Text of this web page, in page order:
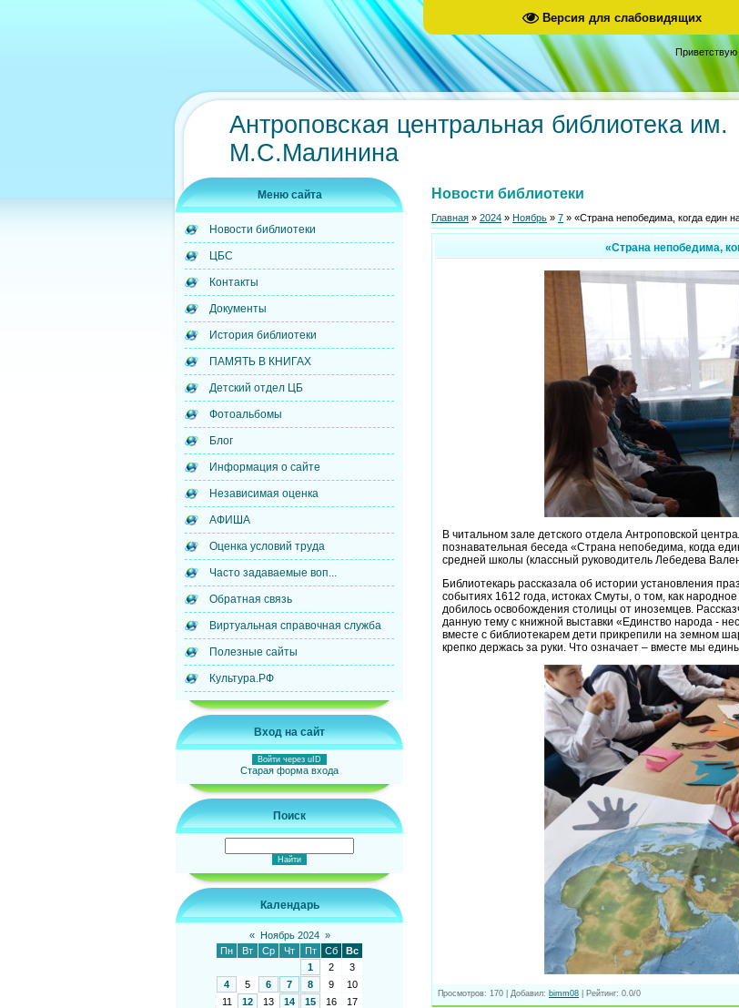
Версия для слабовидящих
Приветствую
Антроповская центральная библиотека им.
М.С.Малинина
Меню сайта
Новости библиотеки
ЦБС
Контакты
Документы
История библиотеки
ПАМЯТЬ В КНИГАХ
Детский отдел ЦБ
Фотоальбомы
Блог
Информация о сайте
Независимая оценка
АФИША
Оценка условий труда
Часто задаваемые воп...
Обратная связь
Виртуальная справочная служба
Полезные сайты
Культура.РФ
Вход на сайт
Войти через uID
Старая форма входа
Поиск
Календарь
« Ноябрь 2024 »
Пн
Вт Ср Чт Пт Сб
Вс
1
2
3
4
5 6 7 8 9
10
11
12 13 14 15 16
17
Новости библиотеки
Главная » 2024 » Ноябрь » 7 » «Страна непобедима, когда един
«Страна непобедима,
В читальном зале детского отдела Антроповской
познавательная беседа «Страна непобедима, когда
средней школы (классный руководитель Лебедева
Библиотекарь рассказала об истории установления
событиях 1612 года, истоках Смуты, о том, как
добилось освобождения столицы от иноземцев.
данную тему с книжной выставки «Единство народа -
вместе с библиотекарем дети прикрепили на земном
крепко держась за руки. Что означает – вместе мы
Просмотров: 170 Добавил: bimm08 Рейтинг: 0.0/0